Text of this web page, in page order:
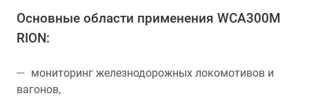
Основные области применения WCA300M
RION:
мониторинг железнодорожных локомотивов и
вагонов,